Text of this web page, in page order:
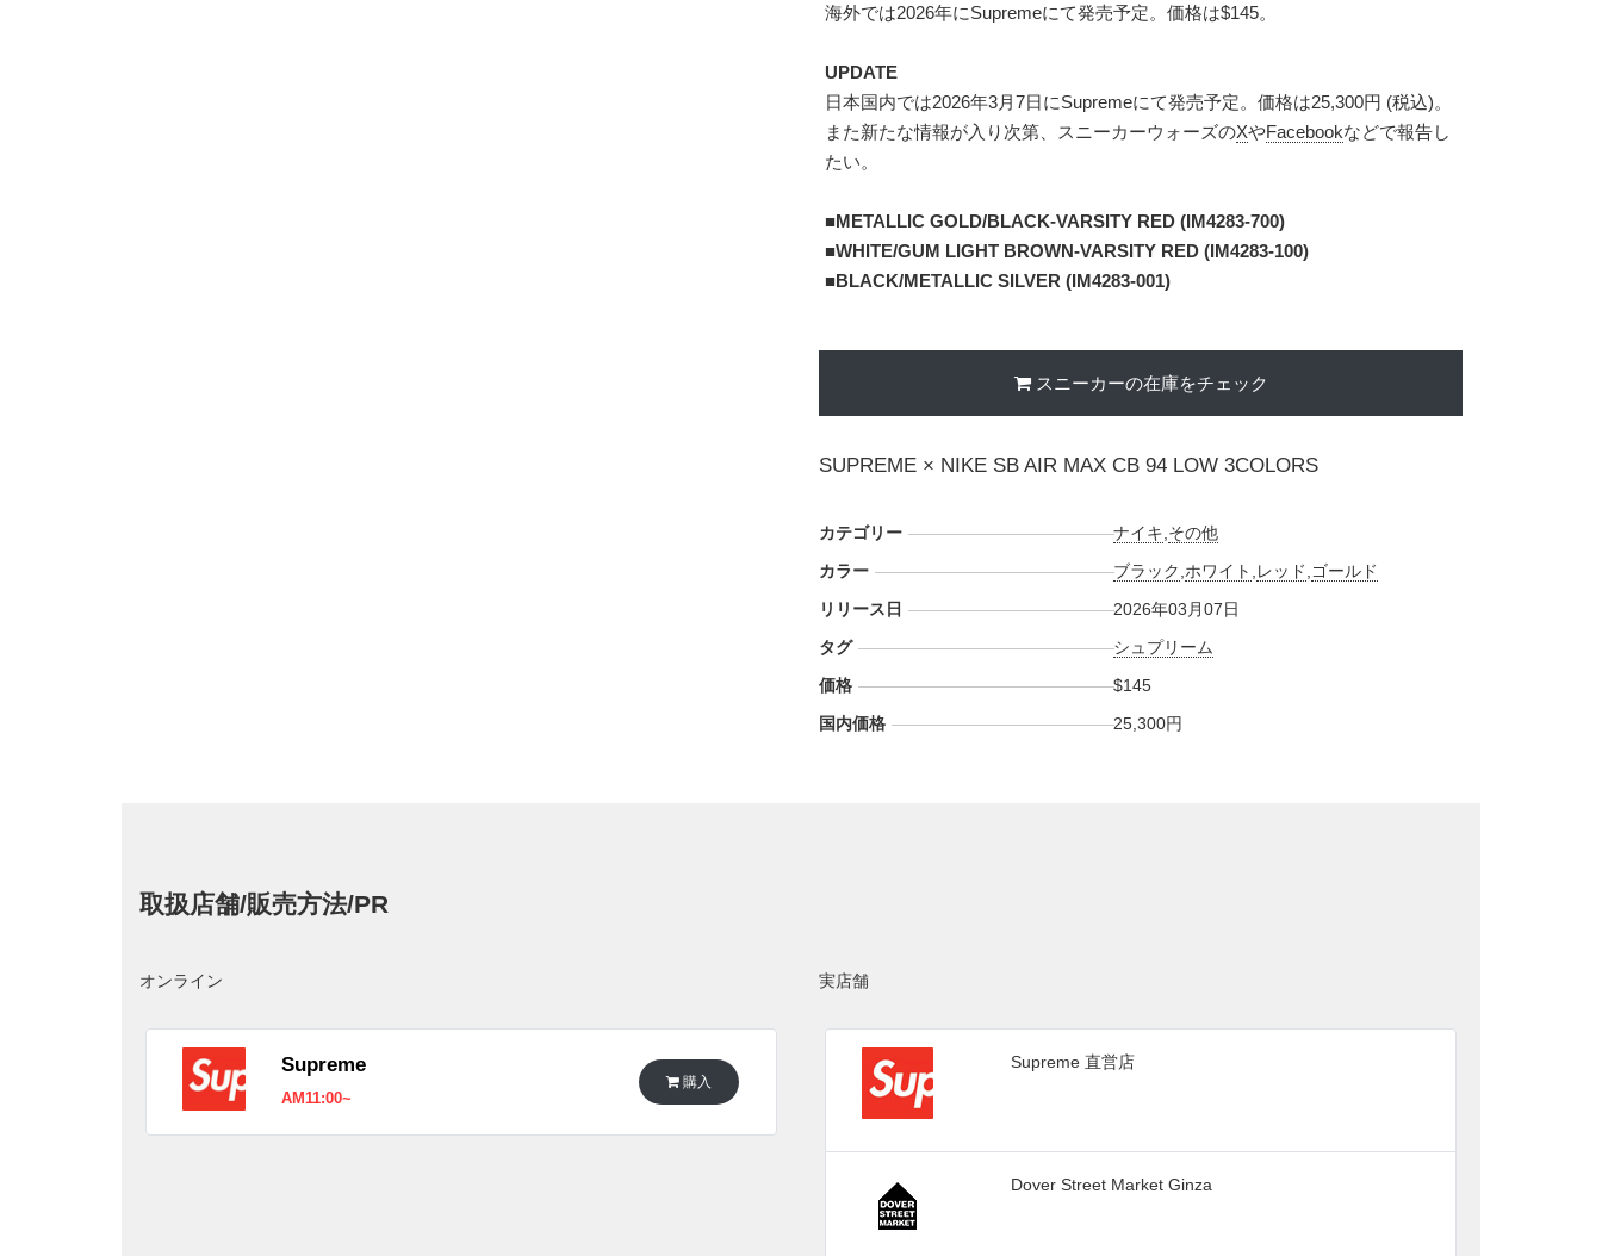
海外では2026年にSupremeにて発売予定。価格は$145。
UPDATE
日本国内では2026年3月7日にSupremeにて発売予定。価格は25,300円 (税込)。
また新たな情報が入り次第、スニーカーウォーズのXやFacebookなどで報告し
たい。
■METALLIC GOLD/BLACK-VARSITY RED (IM4283-700)
■WHITE/GUM LIGHT BROWN-VARSITY RED (IM4283-100)
■BLACK/METALLIC SILVER (IM4283-001)
スニーカーの在庫をチェック
SUPREME × NIKE SB AIR MAX CB 94 LOW 3COLORS
カテゴリー ナイキ その他
カラー
ブラック ホワイト レッド ゴールド
リリース日
2026年03月07日
タグ
シュプリーム
価格
$145
国内価格
25,300円
取扱店舗/販売方法/PR
オンライン
Supreme
AM11:00~
購入
実店舗
Supreme 直営店
Dover Street Market Ginza